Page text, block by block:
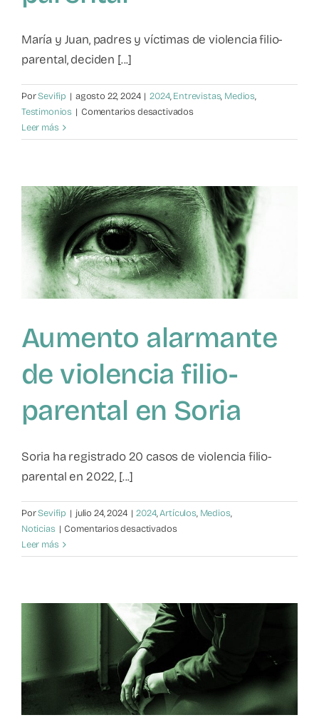
María y Juan, padres y víctimas de violencia filio-
parental, deciden [...]
PorSevifip | agosto 22, 2024 | 2024,Entrevistas, Medios,
Testimonios | Comentarios desactivadosen
por
parental
Leer más
Aumento alarmante
de violencia filio-
parental en Soria
Soria ha registrado 20 casos de violencia filio-
parental en 2022, [...]
PorSevifip | julio 24, 2024 | 2024,Artículos, Medios,
Noticias | Comentarios desactivadosen
alarmante
filio-
parental
Soria
Leer más